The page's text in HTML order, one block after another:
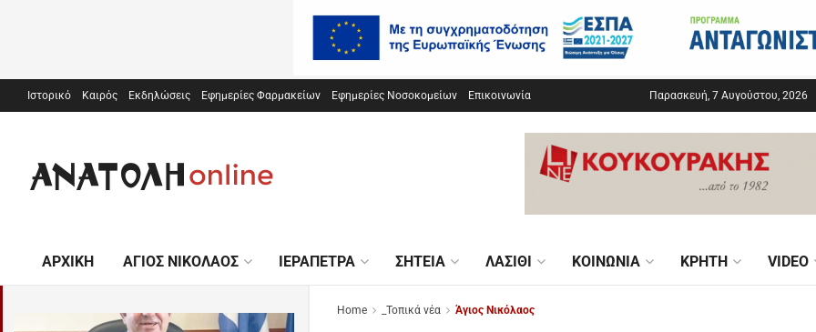
Ιστορικό Καιρός Εκδηλώσεις Εφημερίες Φαρμακείων Εφημερίες Νοσοκομείων Επικοινωνία Παρασκευή, 7 Αυγούστου, 2026
ΑΡΧΙΚΉ ΆΓΙΟΣ ΝΙΚΌΛΑΟΣ ΙΕΡΆΠΕΤΡΑ ΣΗΤΕΊΑ ΛΑΣΊΘΙ ΚΟΙΝΩΝΊΑ ΚΡΉΤΗ VIDEO
Home _Τοπικά νέα Άγιος Νικόλαος